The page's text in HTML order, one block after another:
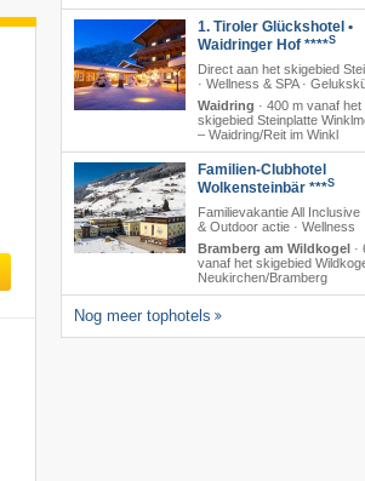
1. Tiroler Glückshotel •
Waidringer Hof ****S
Direct aan het skigebied
· Wellness & SPA ·
Waidring · 400 m vanaf het
skigebied Steinplatte
– Waidring/​Reit im Winkl
Familien-Clubhotel
Wolkensteinbär ***S
Familievakantie All Inclusive
& Outdoor actie · Wellness
Bramberg am Wildkogel·
vanaf het skigebied
Neukirchen/​Bramberg
Nog meer tophotels